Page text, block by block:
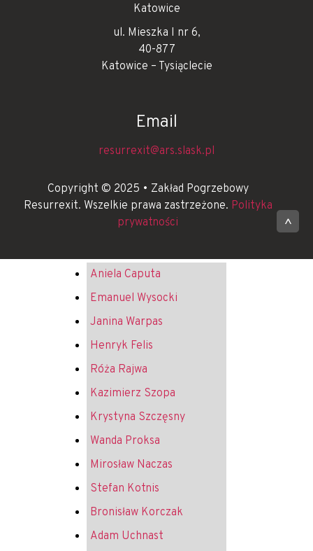
Katowice
ul. Mieszka I nr 6,
40-877
Katowice – Tysiąclecie
Email
resurrexit@ars.slask.pl
Copyright © 2025 • Zakład Pogrzebowy
Resurrexit. Wszelkie prawa zastrzeżone. Polityka
prywatności
^
Aniela Caputa
Emanuel Wysocki
Janina Warpas
Henryk Felis
Róża Rajwa
Kazimierz Szopa
Krystyna Szczęsny
Wanda Proksa
Mirosław Naczas
Stefan Kotnis
Bronisław Korczak
Adam Uchnast